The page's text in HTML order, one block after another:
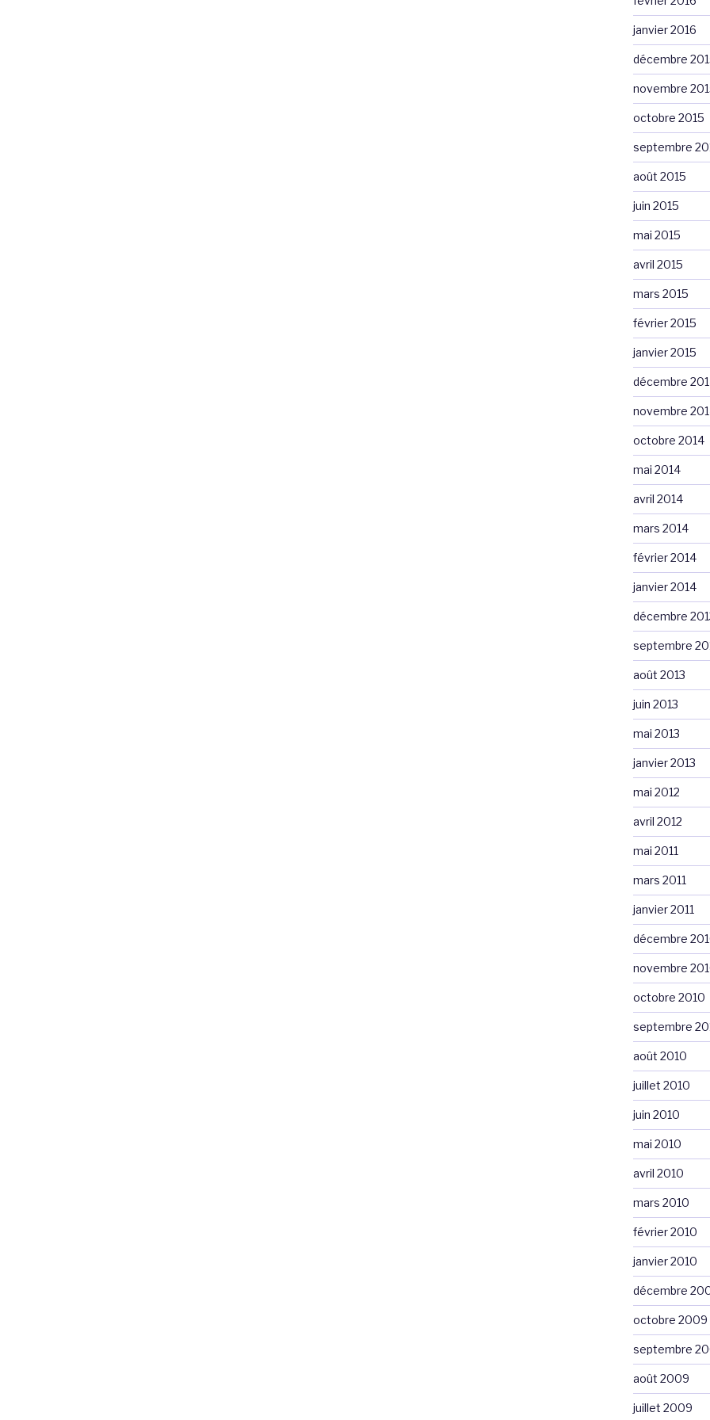
janvier 2016
décembre
novembre
octobre 2015
septembre
août 2015
juin 2015
mai 2015
avril 2015
mars 2015
février 2015
janvier 2015
décembre
novembre
octobre 2014
mai 2014
avril 2014
mars 2014
février 2014
janvier 2014
décembre
septembre
août 2013
juin 2013
mai 2013
janvier 2013
mai 2012
avril 2012
mai 2011
mars 2011
janvier 2011
décembre
novembre
octobre 2010
septembre
août 2010
juillet 2010
juin 2010
mai 2010
avril 2010
mars 2010
février 2010
janvier 2010
décembre
octobre 2009
septembre
août 2009
juillet 2009